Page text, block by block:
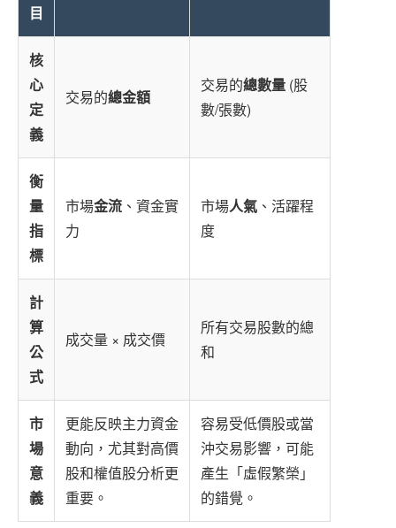
目
核
心
定
義
交易的總金額
交易的總數量 (股
數/張數)
衡
量
指
標
市場金流 、資金實
力
市場人氣 、活躍程
度
計
算
公
式
成交量 × 成交價
所有交易股數的總
和
市
場
意
義
更能反映主力資金
動向，尤其對高價
股和權值股分析更
重要。
容易受低價股或當
沖交易影響，可能
產生「虛假繁榮」
的錯覺。